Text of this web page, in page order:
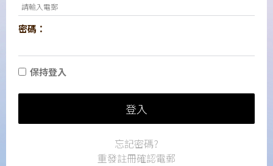
密碼：
保持登入
登入
忘記密碼?
重發註冊確認電郵